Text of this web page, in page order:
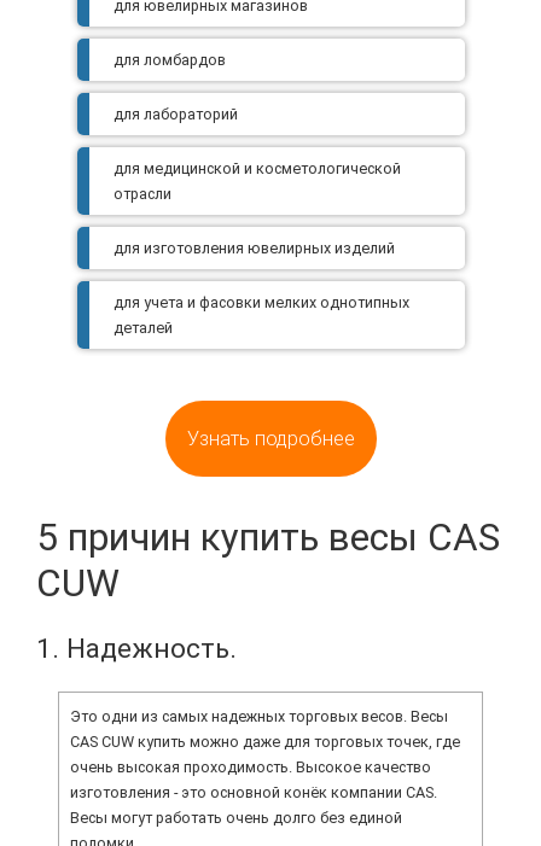
для ювелирных магазинов
для ломбардов
для лабораторий
для медицинской и косметологической
отрасли
для изготовления ювелирных изделий
для учета и фасовки мелких однотипных
деталей
Узнать подробнее
5 причин купить весы CAS
CUW
1. Надежность.
Это одни из самых надежных торговых весов. Весы
CAS CUW купить можно даже для торговых точек, где
очень высокая проходимость. Высокое качество
изготовления - это основной конёк компании CAS.
Весы могут работать очень долго без единой